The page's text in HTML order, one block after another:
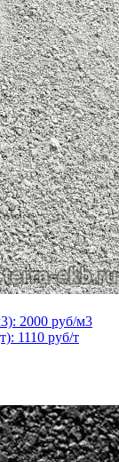
2000 руб/м3
1110 руб/т